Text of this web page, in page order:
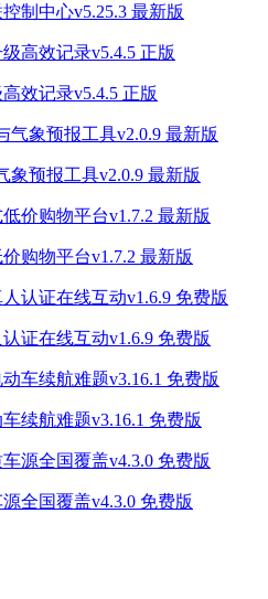
制中心v5.25.3 最新版
效记录v5.4.5 正版
象预报工具v2.0.9 最新版
购物平台v1.7.2 最新版
证在线互动v1.6.9 免费版
续航难题v3.16.1 免费版
全国覆盖v4.3.0 免费版